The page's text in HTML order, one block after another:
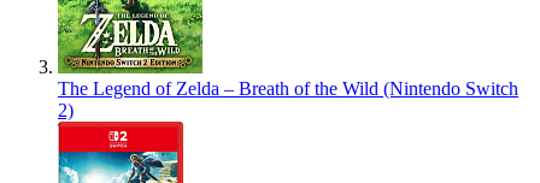
The Legend of Zelda – Breath of the Wild (Nintendo Switch
2)